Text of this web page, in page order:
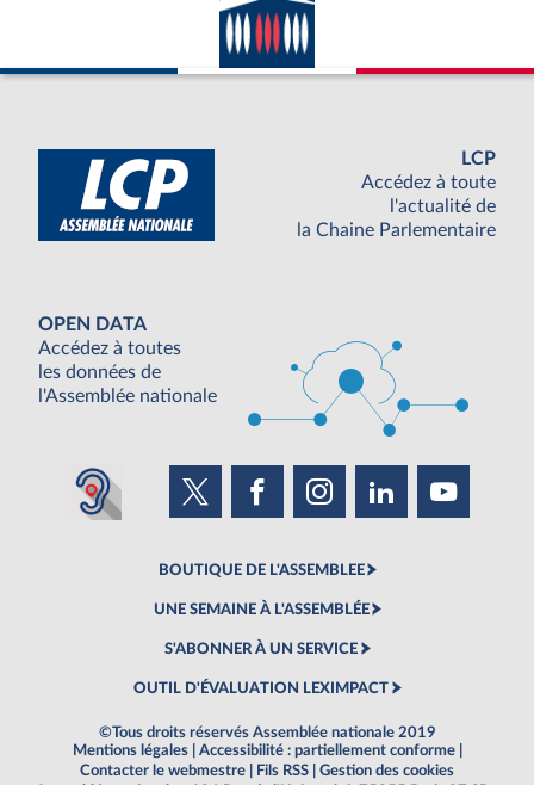
LCP
Accédez à toute
l'actualité de
la Chaine Parlementaire
OPEN DATA
Accédez à toutes
les données de
l'Assemblée nationale
BOUTIQUE DE L'ASSEMBLEE
UNE SEMAINE À L'ASSEMBLÉE
S'ABONNER À UN SERVICE
OUTIL D'ÉVALUATION LEXIMPACT
©Tous droits réservés Assemblée nationale 2019
Mentions légales
Accessibilité : partiellement conforme
Contacter le webmestre
Fils RSS
Gestion des cookies